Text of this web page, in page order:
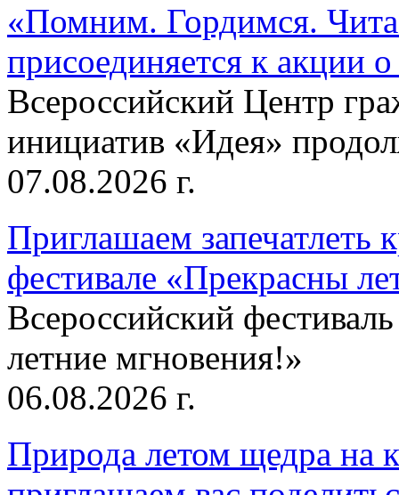
«Помним. Гордимся.
присоединяется к акции
Всероссийский Центр
инициатив «Идея»
07.08.2026 г.
Приглашаем запечатлеть
фестивале «Прекрасны
Всероссийский
летние мгновения!»
06.08.2026 г.
Природа летом щедра на